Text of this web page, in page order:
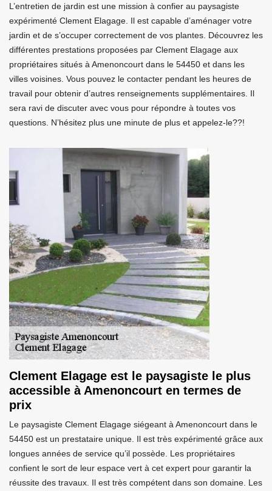
L’entretien de jardin est une mission à confier au paysagiste
expérimenté Clement Elagage. Il est capable d’aménager votre
jardin et de s’occuper correctement de vos plantes. Découvrez les
différentes prestations proposées par Clement Elagage aux
propriétaires situés à Amenoncourt dans le 54450 et dans les
villes voisines. Vous pouvez le contacter pendant les heures de
travail pour obtenir d’autres renseignements supplémentaires. Il
sera ravi de discuter avec vous pour répondre à toutes vos
questions. N’hésitez plus une minute de plus et appelez-le??!
Clement Elagage est le paysagiste le plus
accessible à Amenoncourt en termes de
prix
Le paysagiste Clement Elagage siégeant à Amenoncourt dans le
54450 est un prestataire unique. Il est très expérimenté grâce aux
longues années de service qu’il possède. Les propriétaires
confient le sort de leur espace vert à cet expert pour garantir la
réussite des travaux. Il est très compétent dans son domaine. Les